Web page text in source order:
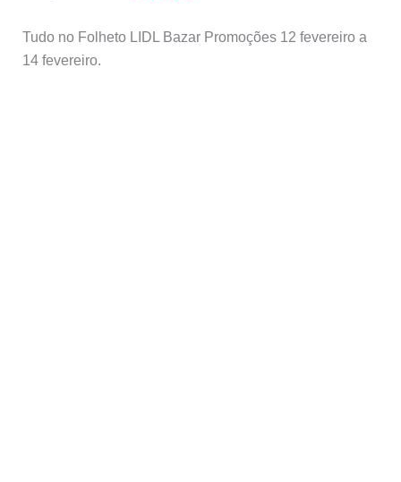
Tudo no Folheto LIDL Bazar Promoções 12 fevereiro a
14 fevereiro.